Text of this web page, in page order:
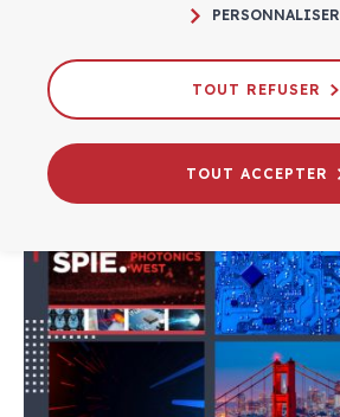
14/12/2023
PERSONNALISER
TOUT REFUSER
TOUT ACCEPTER